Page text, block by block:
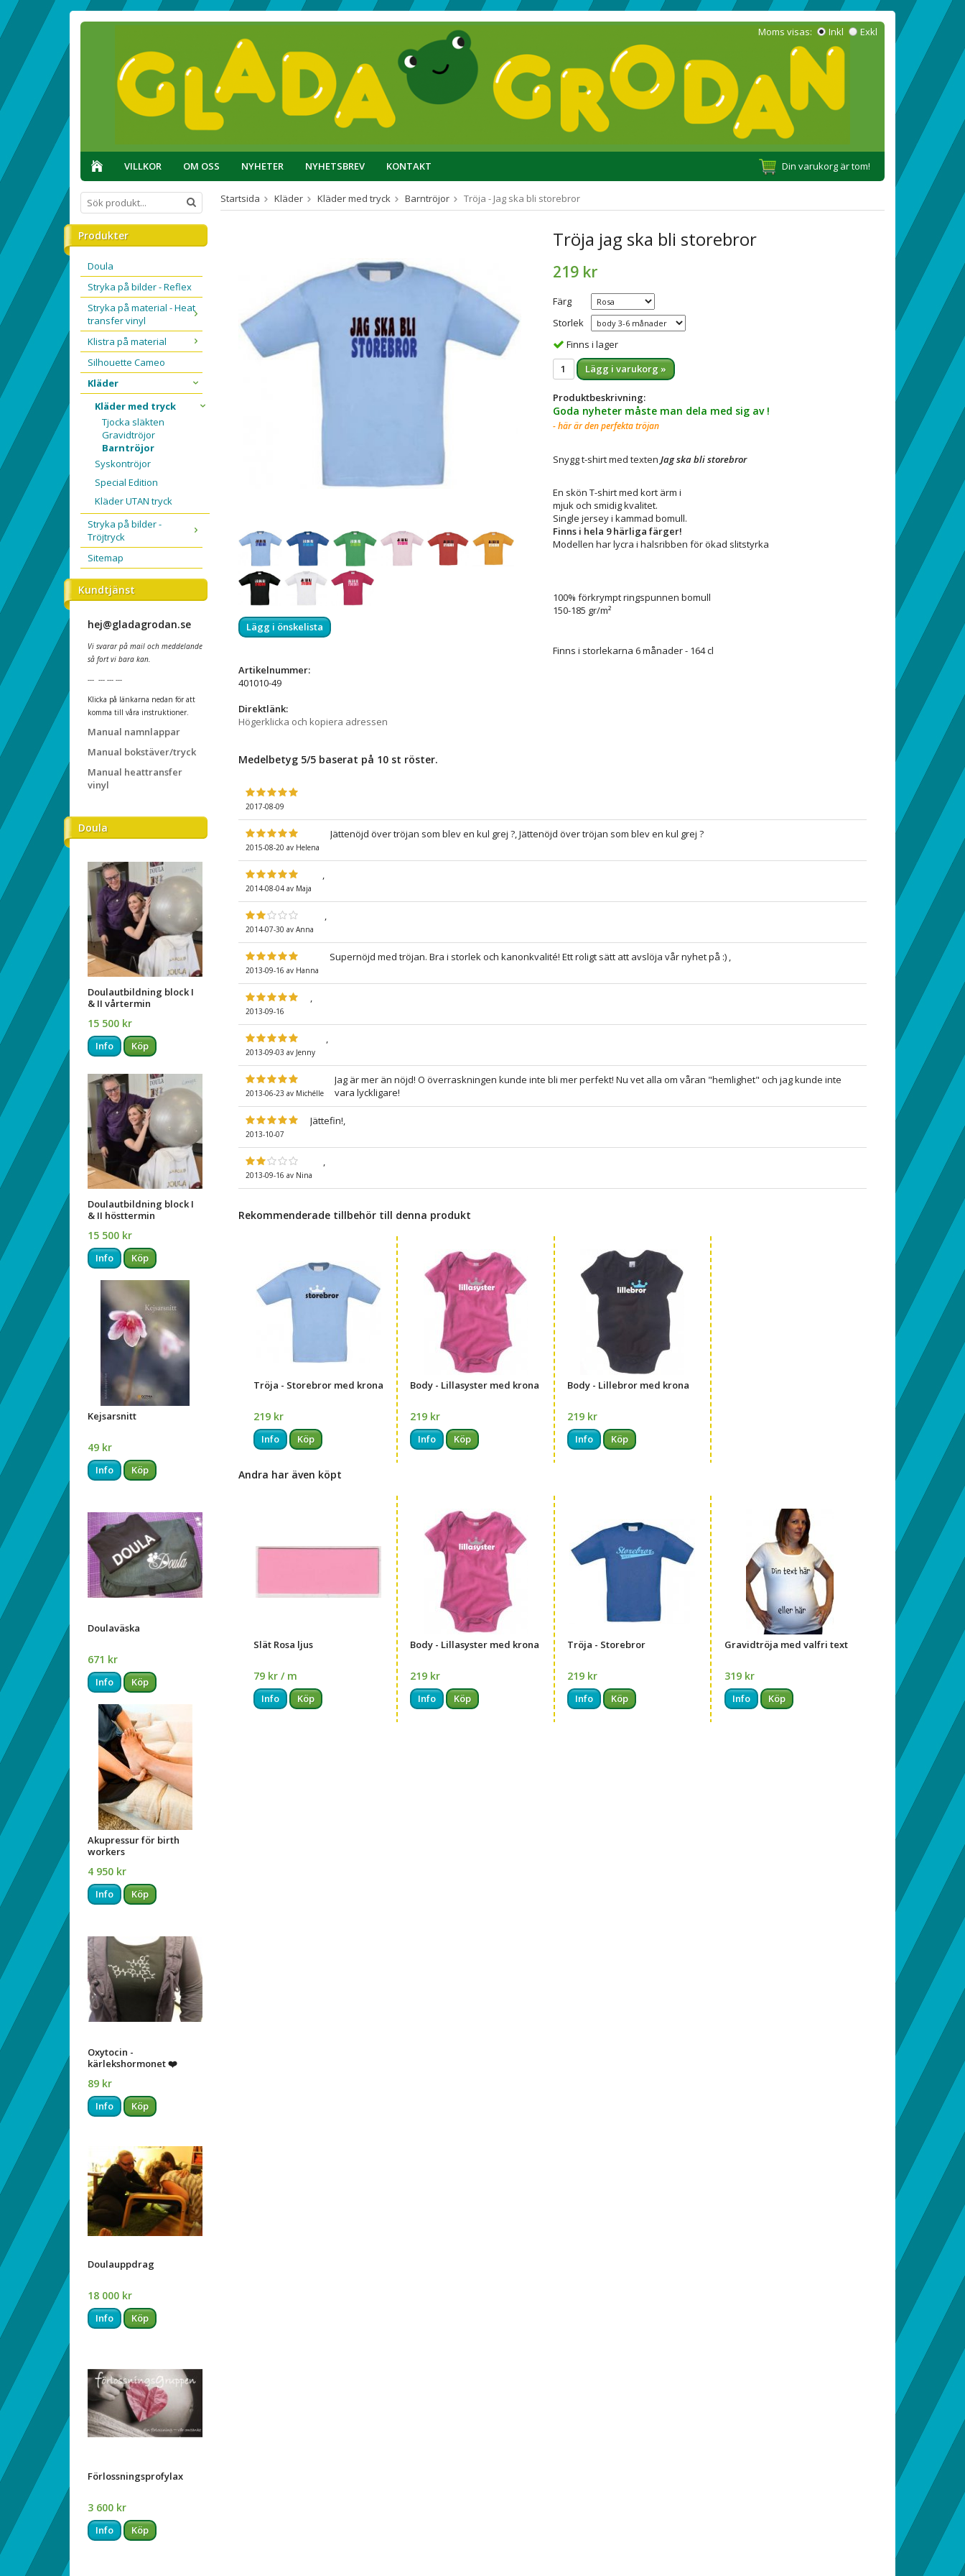
Moms visas: Inkl Exkl
VILLKOR OM OSS NYHETER NYHETSBREV KONTAKT Din varukorg är tom!
Produkter
Doula
Stryka på bilder - Reflex
Stryka på material - Heat
transfer vinyl
Klistra på material
Silhouette Cameo
Kläder
Kläder med tryck
Tjocka släkten
Gravidtröjor
Barntröjor
Syskontröjor
Special Edition
Kläder UTAN tryck
Stryka på bilder -
Tröjtryck
Sitemap
Kundtjänst
hej@gladagrodan.se
Vi svarar på mail och meddelande
så fort vi bara kan.
--- --- --- ---
Klicka på länkarna nedan för att
komma till våra instruktioner.
Manual namnlappar
Manual bokstäver/tryck
Manual heattransfer
vinyl
Doula
Doulautbildning block I
& II vårtermin
15 500 kr
Info Köp
Doulautbildning block I
& II hösttermin
15 500 kr
Info Köp
Kejsarsnitt
49 kr
Info Köp
Doulaväska
671 kr
Info Köp
Akupressur för birth
workers
4 950 kr
Info Köp
Oxytocin -
kärlekshormonet ❤️
89 kr
Info Köp
Doulauppdrag
18 000 kr
Info Köp
Förlossningsprofylax
3 600 kr
Info Köp
Startsida Kläder Kläder med tryck Barntröjor Tröja - Jag ska bli storebror
Tröja jag ska bli storebror
219 kr
Färg
Storlek
Finns i lager
Lägg i varukorg »
Produktbeskrivning:
Goda nyheter måste man dela med sig av !
- här är den perfekta tröjan
Snygg t-shirt med texten Jag ska bli storebror
En skön T-shirt med kort ärm i
mjuk och smidig kvalitet.
Single jersey i kammad bomull.
Finns i hela 9 härliga färger!
Modellen har lycra i halsribben för ökad slitstyrka
100% förkrymptringspunnen bomull
150-185 gr/m²
Finns i storlekarna 6 månader - 164 cl
Lägg i önskelista
Artikelnummer:
401010-49
Direktlänk:
Högerklicka och kopiera adressen
Medelbetyg 5/5 baserat på 10 st röster.
2017-08-09
2015-08-20 av Helena
Jättenöjd över tröjan som blev en kul grej ?, Jättenöjd över tröjan som blev en kul grej ?
2014-08-04 av Maja
2014-07-30 av Anna
2013-09-16 av Hanna
Supernöjd med tröjan. Bra i storlek och kanonkvalité! Ett roligt sätt att avslöja vår nyhet på :) ,
2013-09-16
2013-09-03 av Jenny
2013-06-23 av Michélle
Jag är mer än nöjd! O överraskningen kunde inte bli mer perfekt! Nu vet alla om våran "hemlighet" och jag kunde inte
vara lyckligare!
2013-10-07
Jättefin!,
2013-09-16 av Nina
Rekommenderade tillbehör till denna produkt
Tröja - Storebror med krona
219 kr
Info Köp
Body - Lillasyster med krona
219 kr
Info Köp
Body - Lillebror med krona
219 kr
Info Köp
Andra har även köpt
Slät Rosa ljus
79 kr / m
Info Köp
Body - Lillasyster med krona
219 kr
Info Köp
Tröja - Storebror
219 kr
Info Köp
Gravidtröja med valfri text
319 kr
Info Köp